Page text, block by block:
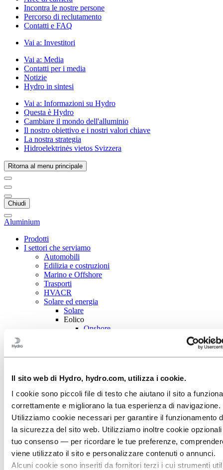
Il sito web di Hydro, hydro.com, utilizza i cookie.
I cookie sono piccoli file di testo che aiutano il sito a
correttamente e migliorano la tua esperienza di navigazione.
Utilizziamo cookie necessari per garantire il funzionamento
la sicurezza del sito web. Utilizziamo inoltre cookie
tuo consenso — per ricordare le tue preferenze,
viene utilizzato il sito e personalizzare contenuti o annunci.
Alcuni cookie sono inseriti da fornitori terzi i cui strumenti
Incontra le nostre persone
Percorso di reclutamento
Contatti e FAQ
Vai a: Investitori
Vai a: Media
Contatti per i media
Notizie
Hydro in sintesi
Vai a: Informazioni su Hydro
Questa è Hydro
Cambiare il mondo dell'alluminio
Il nostro obiettivo e i nostri valori chiave
La nostra strategia
Hidroelektrinės vietos Svizzera
Ritorna al menu principale
Chiudi
Aluminium
Prodotti
I settori che serviamo
Automobili
Edilizia e costruzioni
Marino e Offshore
Trasporti
HVACR
Solare ed energia
Solare
Eolico
Onshore
Gestione termica
Infrastrutture
Elettronica
Ingegneria in generale
A proposito di alluminio
Innovazione, ricerca e sviluppo
Aluminium
I settori che serviamo
Solare ed energia
Eolico